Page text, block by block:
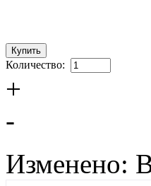
Количество:
+
-
Изменено: